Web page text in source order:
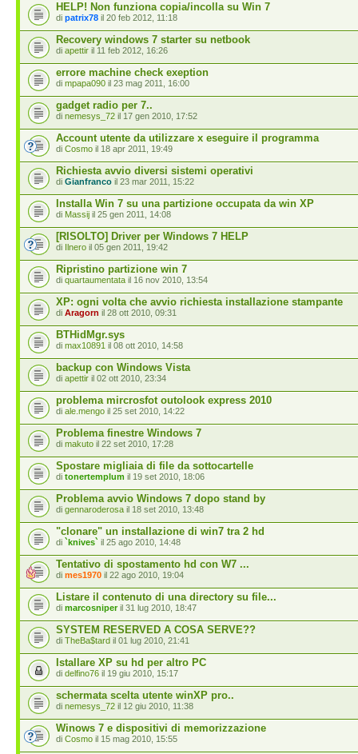
HELP! Non funziona copia/incolla su Win 7
di patrix78 il 20 feb 2012, 11:18
Recovery windows 7 starter su netbook
di apettir il 11 feb 2012, 16:26
errore machine check exeption
di mpapa090 il 23 mag 2011, 16:00
gadget radio per 7..
di nemesys_72 il 17 gen 2010, 17:52
Account utente da utilizzare x eseguire il programma
di Cosmo il 18 apr 2011, 19:49
Richiesta avvio diversi sistemi operativi
di Gianfranco il 23 mar 2011, 15:22
Installa Win 7 su una partizione occupata da win XP
di Massij il 25 gen 2011, 14:08
[RISOLTO] Driver per Windows 7 HELP
di Ilnero il 05 gen 2011, 19:42
Ripristino partizione win 7
di quartaumentata il 16 nov 2010, 13:54
XP: ogni volta che avvio richiesta installazione stampante
di Aragorn il 28 ott 2010, 09:31
BTHidMgr.sys
di max10891 il 08 ott 2010, 14:58
backup con Windows Vista
di apettir il 02 ott 2010, 23:34
problema mircrosfot outolook express 2010
di ale.mengo il 25 set 2010, 14:22
Problema finestre Windows 7
di makuto il 22 set 2010, 17:28
Spostare migliaia di file da sottocartelle
di tonertemplum il 19 set 2010, 18:06
Problema avvio Windows 7 dopo stand by
di gennaroderosa il 18 set 2010, 13:48
"clonare" un installazione di win7 tra 2 hd
di `knives` il 25 ago 2010, 14:48
Tentativo di spostamento hd con W7 ...
di mes1970 il 22 ago 2010, 19:04
Listare il contenuto di una directory su file...
di marcosniperil 31 lug 2010, 18:47
SYSTEM RESERVED A COSA SERVE??
di TheBa$tard il 01 lug 2010, 21:41
Istallare XP su hd per altro PC
di delfino76 il 19 giu 2010, 15:17
schermata scelta utente winXP pro..
di nemesys_72 il 12 giu 2010, 11:38
Winows 7 e dispositivi di memorizzazione
di Cosmo il 15 mag 2010, 15:55